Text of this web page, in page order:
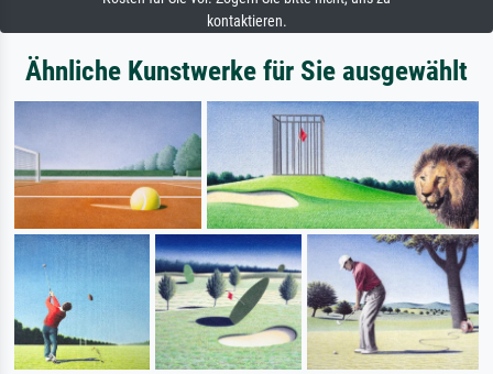
kontaktieren.
Ähnliche Kunstwerke für Sie ausgewählt